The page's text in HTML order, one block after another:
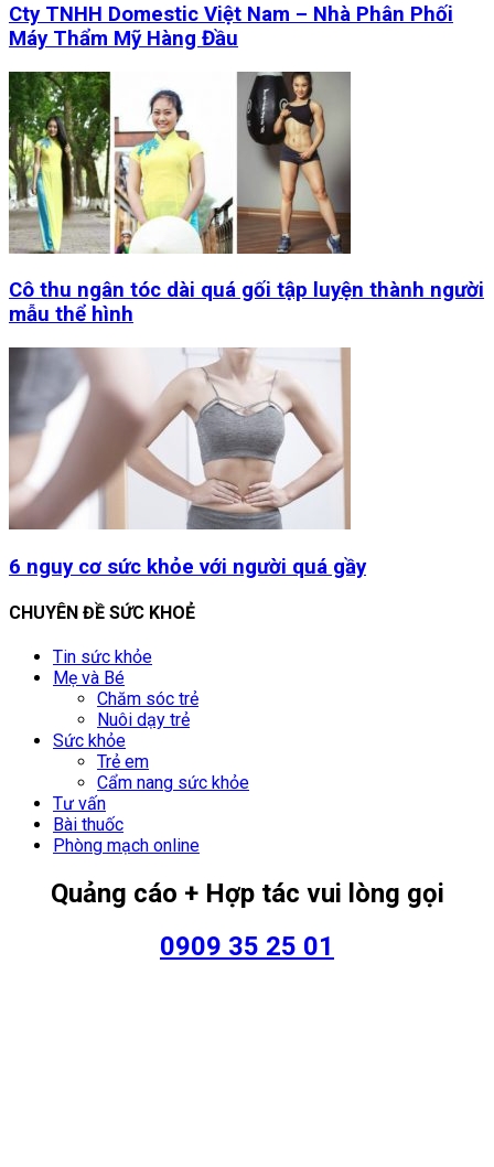
Cty TNHH Domestic Việt Nam – Nhà Phân Phối
Máy Thẩm Mỹ Hàng Đầu
Cô thu ngân tóc dài quá gối tập luyện thành người
mẫu thể hình
6 nguy cơ sức khỏe với người quá gầy
CHUYÊN ĐỀ SỨC KHOẺ
Tin sức khỏe
Mẹ và Bé
Chăm sóc trẻ
Nuôi dạy trẻ
Sức khỏe
Trẻ em
Cẩm nang sức khỏe
Tư vấn
Bài thuốc
Phòng mạch online
Quảng cáo + Hợp tác vui lòng gọi
0909 35 25 01